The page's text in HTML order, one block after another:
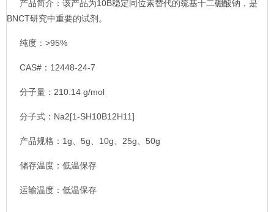
产品简介：该产品为10B稳定同位素替代的巯基十二硼酸钠，是
BNCT研究中重要的试剂。
纯度：>95%
CAS#：12448-24-7
分子量：210.14 g/mol
分子式：Na2[1-SH10B12H11]
产品规格：1g、5g、10g、25g、50g
储存温度：低温保存
运输温度：低温保存